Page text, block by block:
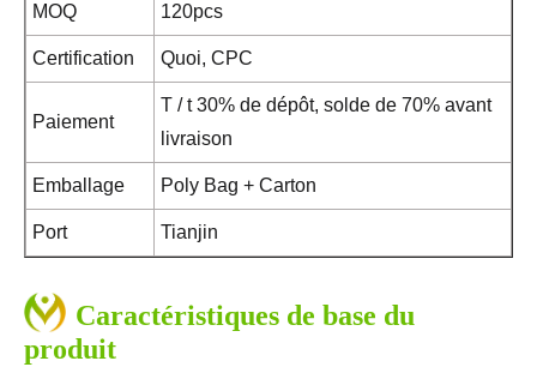
MOQ 120pcs
Certification Quoi, CPC
Paiement
T / t 30% de dépôt, solde de 70% avant
livraison
Emballage Poly Bag + Carton
Port Tianjin
Caractéristiques de base du
produit